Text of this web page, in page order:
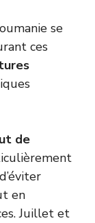
se
ces
de
en
Juillet et